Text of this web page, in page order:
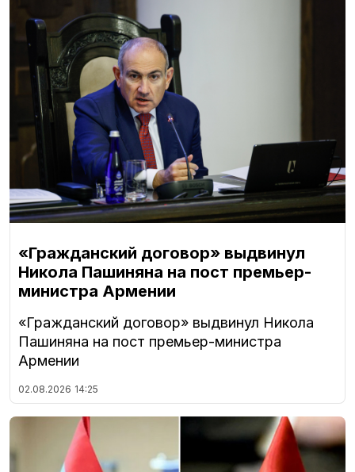
«Гражданский договор» выдвинул
Никола Пашиняна на пост премьер-
министра Армении
«Гражданский договор» выдвинул Никола
Пашиняна на пост премьер-министра
Армении
02.08.2026 14:25